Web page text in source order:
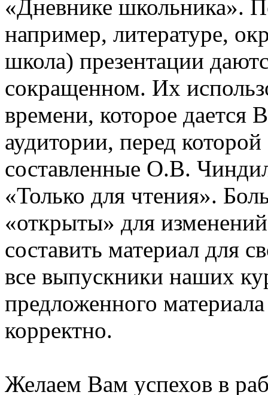
«Дневнике школьника».
например, литературе,
школа) презентации
сокращенном. Их
времени, которое дается
аудитории, перед
составленные О.В.
«Только для чтения».
«открыты» для
составить материал для
все выпускники наших
предложенного
корректно.
Желаем Вам успехов в